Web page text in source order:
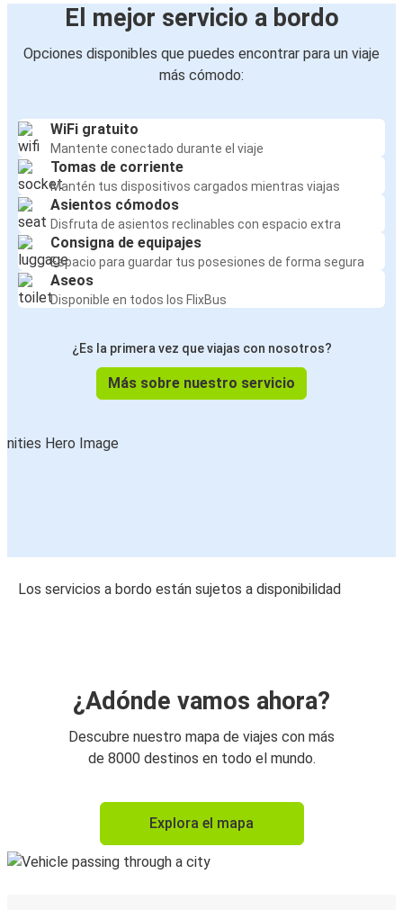
El mejor servicio a bordo
Opciones disponibles que puedes encontrar para un viaje
más cómodo:
WiFi gratuito
Mantente conectado durante el viaje
Tomas de corriente
Mantén tus dispositivos cargados mientras viajas
Asientos cómodos
Disfruta de asientos reclinables con espacio extra
Consigna de equipajes
Espacio para guardar tus posesiones de forma segura
Aseos
Disponible en todos los FlixBus
¿Es la primera vez que viajas con nosotros?
Más sobre nuestro servicio
Los servicios a bordo están sujetos a disponibilidad
¿Adónde vamos ahora?
Descubre nuestro mapa de viajes con más
de 8000 destinos en todo el mundo.
Explora el mapa